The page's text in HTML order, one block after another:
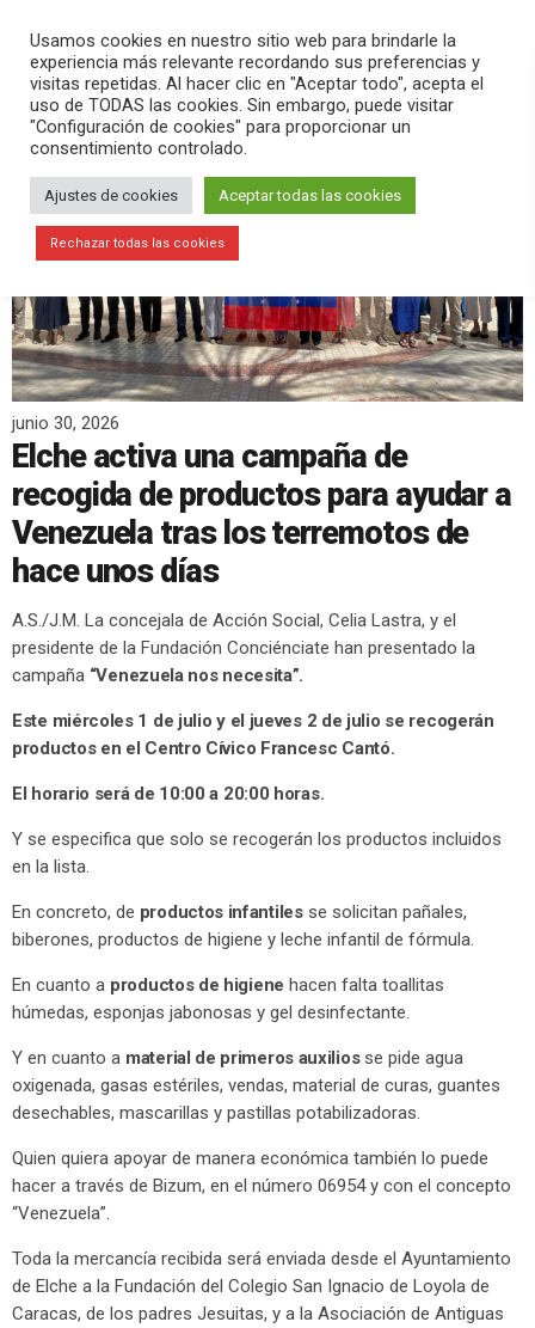
search menu pause PLAY
junio 30, 2026
Elche activa una campaña de
recogida de productos para ayudar a
Venezuela tras los terremotos de
hace unos días
A.S./J.M. La concejala de Acción Social, Celia Lastra, y el
presidente de la Fundación Conciénciate han presentado la
campaña “Venezuela nos necesita”.
Este miércoles 1 de julio y el jueves 2 de julio se recogerán
productos en el Centro Cívico Francesc Cantó.
El horario será de 10:00 a 20:00 horas.
Y se especifica que solo se recogerán los productos incluidos
en la lista.
En concreto, de productos infantilesse solicitan pañales,
biberones, productos de higiene y leche infantil de fórmula.
En cuanto a productos de higiene hacen falta toallitas
húmedas, esponjas jabonosas y gel desinfectante.
Y en cuanto a material de primeros auxiliosse pide agua
oxigenada, gasas estériles, vendas, material de curas, guantes
desechables, mascarillas y pastillas potabilizadoras.
Quien quiera apoyar de manera económica también lo puede
hacer a través de Bizum, en el número 06954 y con el concepto
“Venezuela”.
Toda la mercancía recibida será enviada desde el Ayuntamiento
de Elche a la Fundación del Colegio San Ignacio de Loyola de
Caracas, de los padres Jesuitas, y a la Asociación de Antiguas
Usamos cookies en nuestro sitio web para brindarle la
experiencia más relevante recordando sus preferencias y
visitas repetidas. Al hacer clic en "Aceptar todo", acepta el
uso de TODAS las cookies. Sin embargo, puede visitar
"Configuración de cookies" para proporcionar un
consentimiento controlado.
Ajustes de cookies Aceptar todas las cookies
Rechazar todas las cookies